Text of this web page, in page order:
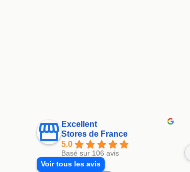
Excellent
Stores de France
5.0
Basé sur 106 avis
Voir tous les avis